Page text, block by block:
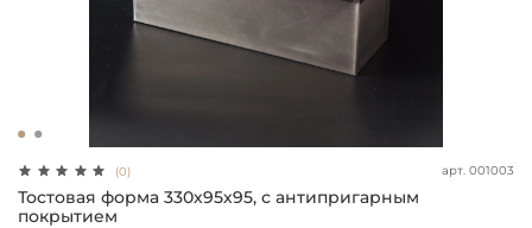
(0) арт. 001003
Тостовая форма 330х95х95, с антипригарным
покрытием